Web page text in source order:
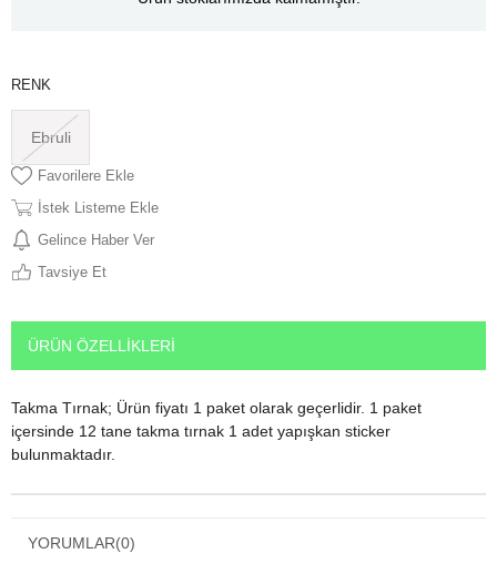
RENK
Ebruli
Favorilere Ekle
İstek Listeme Ekle
Gelince Haber Ver
Tavsiye Et
ÜRÜN ÖZELLIKLERI
Takma Tırnak; Ürün fiyatı 1 paket olarak geçerlidir. 1 paket
içersinde 12 tane takma tırnak 1 adet yapışkan sticker
bulunmaktadır.
YORUMLAR(0)